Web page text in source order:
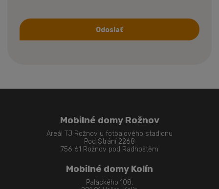
Odoslať
Mobilné domy Rožnov
Areál TJ Rožnov u fotbalového stadionu
Pod Strání 2268
756 61 Rožnov pod Radhoštěm
Mobilné domy Kolín
Palackého 108,